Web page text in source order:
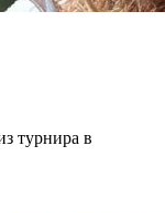
турнира в